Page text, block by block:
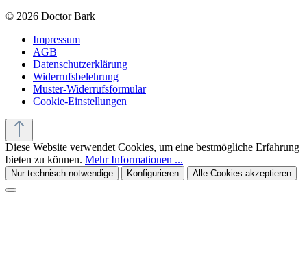
© 2026 Doctor Bark
Impressum
AGB
Datenschutzerklärung
Widerrufsbelehrung
Muster-Widerrufsformular
Cookie-Einstellungen
Diese Website verwendet Cookies, um eine bestmögliche Erfahrung
bieten zu können. Mehr Informationen ...
Nur technisch notwendige Konfigurieren Alle Cookies akzeptieren